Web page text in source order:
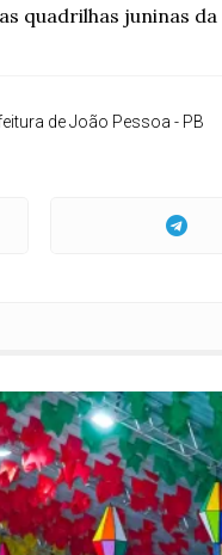
quadrilhas juninas
de João Pessoa - PB